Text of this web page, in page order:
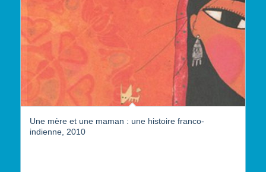
Une mère et une maman : une histoire franco-
indienne, 2010